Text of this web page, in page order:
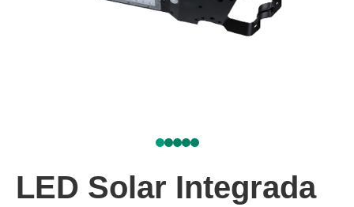
LED Solar Integrada